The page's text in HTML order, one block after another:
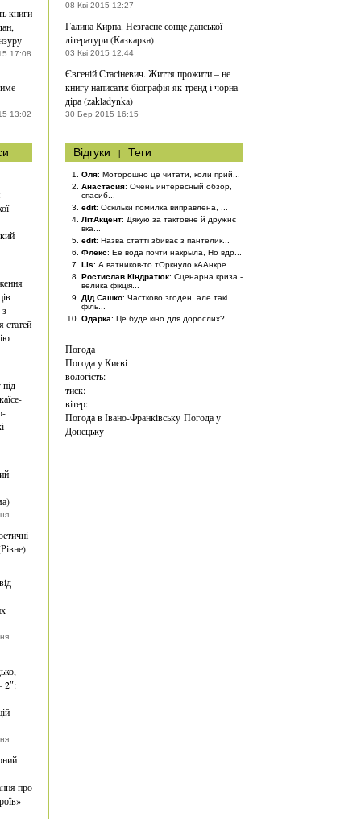
книги
17:08
13:02
статей
2″:
про
08 Кві 2015 12:27
Галина Кирпа. Незгасне сонце данської
літератури (Казкарка)
03 Кві 2015 12:44
Євгеній Стасіневич. Життя прожити – не
книгу написати: біографія як тренд і чорна
діра (zakladynka)
30 Бер 2015 16:15
Відгуки | Теги
Оля: Моторошно це читати, коли прий...
Анастасия: Очень интересный обзор,
спасиб...
edit: Оскільки помилка виправлена, ...
ЛітАкцент: Дякую за тактовне й дружнє
вка...
edit: Назва статті збиває з пантелик...
Флекс: Её вода почти накрыла, Но вдр...
Lis: А ватников-то тОркнуло кААнкре...
Ростислав Кіндратюк: Сценарна криза -
велика фікція...
Дід Сашко: Частково згоден, але такі
філь...
Одарка: Це буде кіно для дорослих?...
Погода
Погода уКиєві
вологість:
тиск:
вітер:
Погода в Івано-Франківську Погода у
Донецьку